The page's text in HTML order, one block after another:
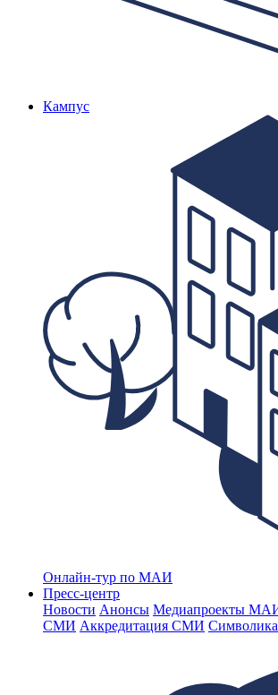
Кампус
Онлайн-тур по МАИ
Пресс-центр
Новости Анонсы Медиапроекты
СМИ Аккредитация СМИ